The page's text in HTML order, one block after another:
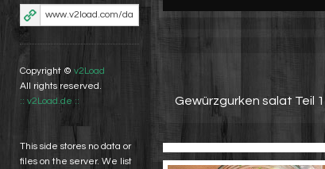
Copyright © v2Load
All rights reserved.
:: v2Load.de ::
This side stores no data or
files on the server. We list
Gewürzgurken salat Teil 1